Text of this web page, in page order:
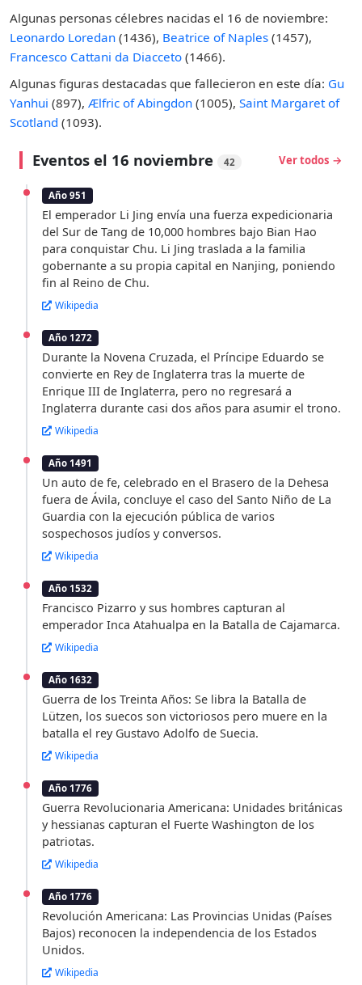
Algunas personas célebres nacidas el 16 de noviembre:
Leonardo Loredan (1436), Beatrice of Naples (1457),
Francesco Cattani da Diacceto (1466).
Algunas figuras destacadas que fallecieron en este día: Gu
Yanhui (897), Ælfric of Abingdon (1005), Saint Margaret of
Scotland (1093).
Eventos el 16 noviembre 42 Ver todos →
Año 951
El emperador Li Jing envía una fuerza expedicionaria
del Sur de Tang de 10,000 hombres bajo Bian Hao
para conquistar Chu. Li Jing traslada a la familia
gobernante a su propia capital en Nanjing, poniendo
fin al Reino de Chu.
Wikipedia
Año 1272
Durante la Novena Cruzada, el Príncipe Eduardo se
convierte en Rey de Inglaterra tras la muerte de
Enrique III de Inglaterra, pero no regresará a
Inglaterra durante casi dos años para asumir el trono.
Wikipedia
Año 1491
Un auto de fe, celebrado en el Brasero de la Dehesa
fuera de Ávila, concluye el caso del Santo Niño de La
Guardia con la ejecución pública de varios
sospechosos judíos y conversos.
Wikipedia
Año 1532
Francisco Pizarro y sus hombres capturan al
emperador Inca Atahualpa en la Batalla de Cajamarca.
Wikipedia
Año 1632
Guerra de los Treinta Años: Se libra la Batalla de
Lützen, los suecos son victoriosos pero muere en la
batalla el rey Gustavo Adolfo de Suecia.
Wikipedia
Año 1776
Guerra Revolucionaria Americana: Unidades británicas
y hessianas capturan el Fuerte Washington de los
patriotas.
Wikipedia
Año 1776
Revolución Americana: Las Provincias Unidas (Países
Bajos) reconocen la independencia de los Estados
Unidos.
Wikipedia